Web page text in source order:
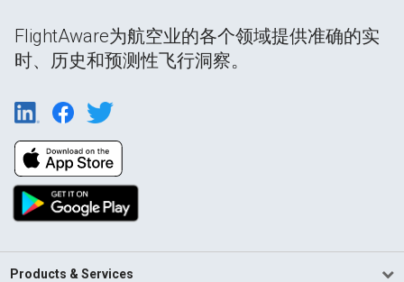
FlightAware为航空业的各个领域提供准确的实
时、历史和预测性飞行洞察。
Products & Services